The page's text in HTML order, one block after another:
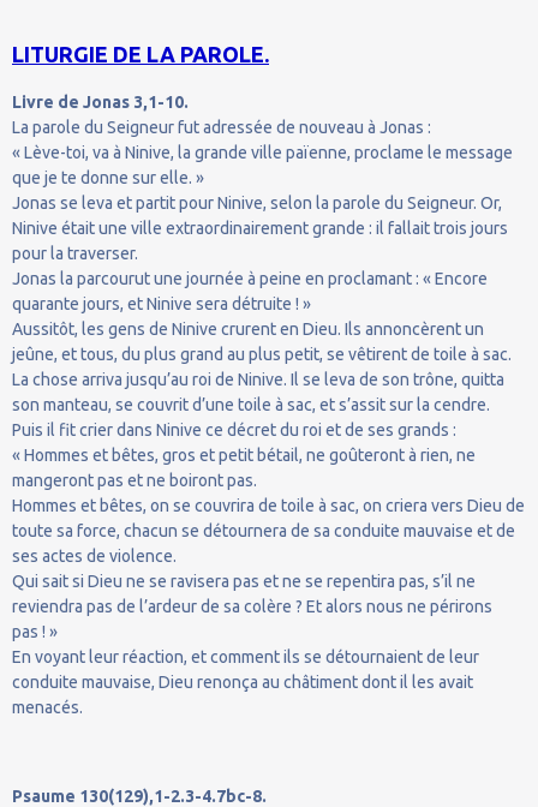
LITURGIE DE LA PAROLE.
Livre de Jonas 3,1-10.
La parole du Seigneur fut adressée de nouveau à Jonas :
« Lève-toi, va à Ninive, la grande ville païenne, proclame le message
que je te donne sur elle. »
Jonas se leva et partit pour Ninive, selon la parole du Seigneur. Or,
Ninive était une ville extraordinairement grande : il fallait trois jours
pour la traverser.
Jonas la parcourut une journée à peine en proclamant : « Encore
quarante jours, et Ninive sera détruite ! »
Aussitôt, les gens de Ninive crurent en Dieu. Ils annoncèrent un
jeûne, et tous, du plus grand au plus petit, se vêtirent de toile à sac.
La chose arriva jusqu’au roi de Ninive. Il se leva de son trône, quitta
son manteau, se couvrit d’une toile à sac, et s’assit sur la cendre.
Puis il fit crier dans Ninive ce décret du roi et de ses grands :
« Hommes et bêtes, gros et petit bétail, ne goûteront à rien, ne
mangeront pas et ne boiront pas.
Hommes et bêtes, on se couvrira de toile à sac, on criera vers Dieu de
toute sa force, chacun se détournera de sa conduite mauvaise et de
ses actes de violence.
Qui sait si Dieu ne se ravisera pas et ne se repentira pas, s’il ne
reviendra pas de l’ardeur de sa colère ? Et alors nous ne périrons
pas ! »
En voyant leur réaction, et comment ils se détournaient de leur
conduite mauvaise, Dieu renonça au châtiment dont il les avait
menacés.
Psaume 130(129),1-2.3-4.7bc-8.